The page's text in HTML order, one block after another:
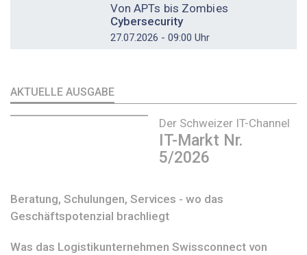
Von APTs bis Zombies
Cybersecurity
27.07.2026 - 09:00 Uhr
AKTUELLE AUSGABE
Der Schweizer IT-Channel
IT-Markt Nr.
5/2026
Beratung, Schulungen, Services - wo das
Geschäftspotenzial brachliegt
Was das Logistikunternehmen Swissconnect von